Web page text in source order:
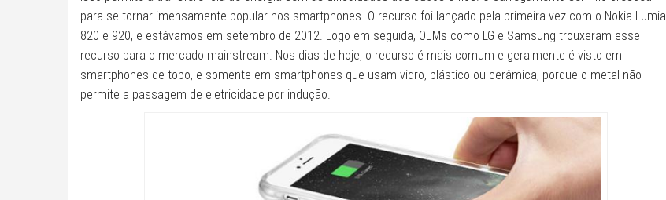
para se tornar imensamente popular nos smartphones. O recurso foi lançado pela primeira vez com o Nokia Lumia
820 e 920, e estávamos em setembro de 2012. Logo em seguida, OEMs como LG e Samsung trouxeram esse
recurso para o mercado mainstream. Nos dias de hoje, o recurso é mais comum e geralmente é visto em
smartphones de topo, e somente em smartphones que usam vidro, plástico ou cerâmica, porque o metal não
permite a passagem de eletricidade por indução.